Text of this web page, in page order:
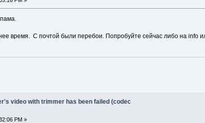
время. С почтой были перебои. Попробуйте сейчас либо на info
video with trimmer has been failed (codec
PM »